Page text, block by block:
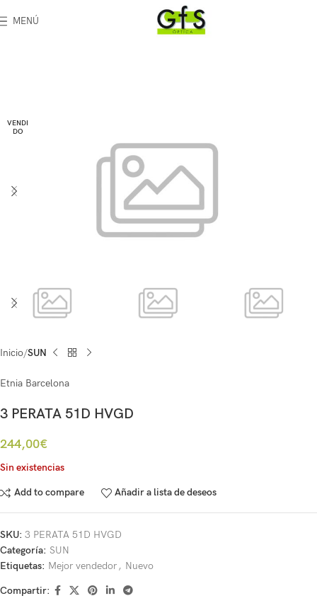
MENÚ
VENDI
DO
Inicio SUN
Etnia Barcelona
3 PERATA 51D HVGD
244,00€
Sin existencias
Add to compare Añadir a lista de deseos
SKU: 3 PERATA 51D HVGD
Categoría: SUN
Etiquetas: Mejor vendedor , Nuevo
Compartir: